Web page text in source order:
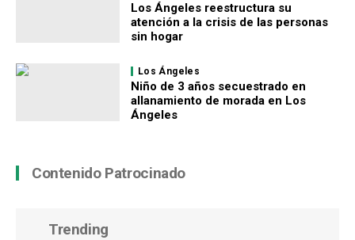
Los Ángeles reestructura su
atención a la crisis de las personas
sin hogar
Los Ángeles
Niño de 3 años secuestrado en
allanamiento de morada en Los
Ángeles
Contenido Patrocinado
Trending